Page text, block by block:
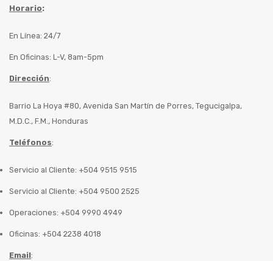
Horario:
En Línea: 24/7
En Oficinas: L-V, 8am-5pm
Dirección:
Barrio La Hoya #80, Avenida San Martín de Porres, Tegucigalpa,
M.D.C., F.M., Honduras
Teléfonos:
Servicio al Cliente: +504 9515 9515
Servicio al Cliente: +504 9500 2525
Operaciones: +504 9990 4949
Oficinas: +504 2238 4018
Email: